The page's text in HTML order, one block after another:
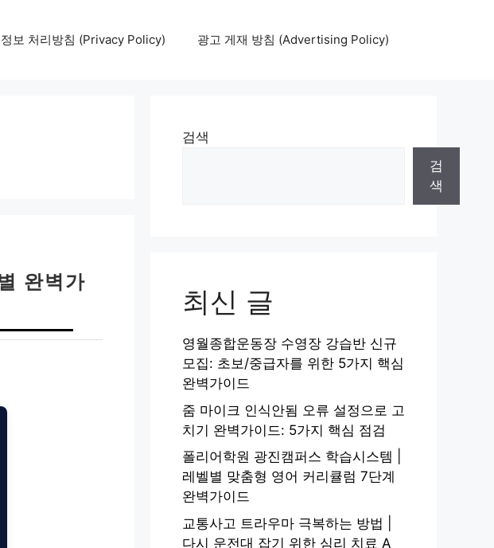
보 처리방침 (Privacy Policy) 광고 게재 방침 (Advertising Policy)
완벽가
검색
검
색
최신 글
영월종합운동장 수영장 강습반 신규
모집: 초보/중급자를 위한 5가지 핵심
완벽가이드
줌 마이크 인식안됨 오류 설정으로 고
치기 완벽가이드: 5가지 핵심 점검
폴리어학원 광진캠퍼스 학습시스템 |
레벨별 맞춤형 영어 커리큘럼 7단계
완벽가이드
교통사고 트라우마 극복하는 방법 |
다시 운전대 잡기 위한 심리 치료 A